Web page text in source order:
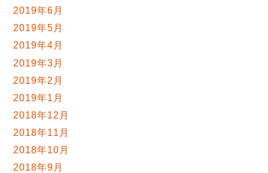
2019年6月
2019年5月
2019年4月
2019年3月
2019年2月
2019年1月
2018年12月
2018年11月
2018年10月
2018年9月